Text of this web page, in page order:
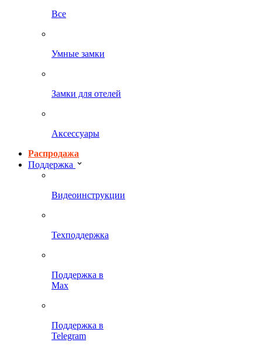
Все
Умные замки
Замки для отелей
Аксессуары
Распродажа
Поддержка
Видеоинструкции
Техподдержка
Поддержка в
Max
Поддержка в
Telegram